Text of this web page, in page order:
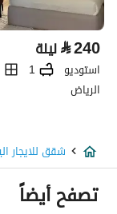
⃁240 ليلة
استوديو 1
الرياض
شقق للايجار
تصفح أيضاً